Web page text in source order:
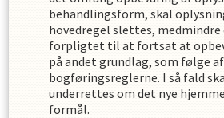
behandlingsform, skal
hovedregel slettes, medmindre
forpligtet til at fortsat at
på andet grundlag, som følge
bogføringsreglerne. I så fald
underrettes om det nye
formål.